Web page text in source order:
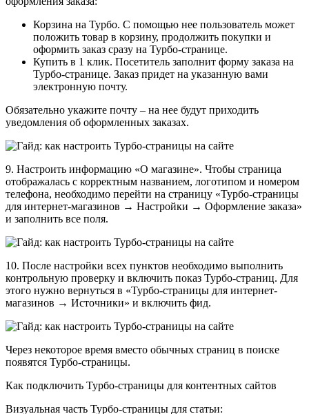
Корзина на Турбо. С помощью нее пользователь может
положить товар в корзину, продолжить покупки и
оформить заказ сразу на Турбо‑странице.
Купить в 1 клик. Посетитель заполнит форму заказа на
Турбо‑странице. Заказ придет на указанную вами
электронную почту.
Обязательно укажите почту – на нее будут приходить
уведомления об оформленных заказах.
9. Настроить информацию «О магазине». Чтобы страница
отображалась с корректным названием, логотипом и номером
телефона, необходимо перейти на страницу «Турбо‑страницы
для интернет-магазинов → Настройки → Оформление заказа»
и заполнить все поля.
10. После настройки всех пунктов необходимо выполнить
контрольную проверку и включить показ Турбо-страниц. Для
этого нужно вернуться в «Турбо‑страницы для интернет-
магазинов → Источники» и включить фид.
Через некоторое время вместо обычных страниц в поиске
появятся Турбо-страницы.
Как подключить Турбо-страницы для контентных сайтов
Визуальная часть Турбо-страницы для статьи: